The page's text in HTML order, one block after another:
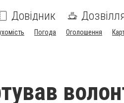
Довідник
Погода Оголошення